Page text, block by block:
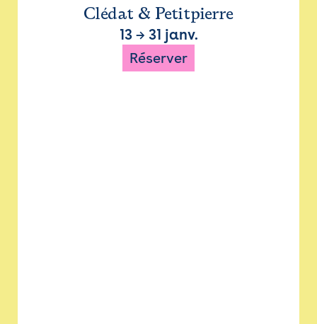
Clédat & Petitpierre
13→ 31 janv.
Réserver